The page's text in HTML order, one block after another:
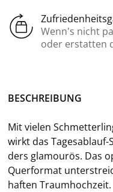
Wenn’s nicht
oder erstatten
BE­SCHREI­BUNG
Mit vie­len
wirkt das Tagesablauf-​
ders gla­mou­rös. Das
Quer­for­mat
haf­ten Traum­hoch­zeit.